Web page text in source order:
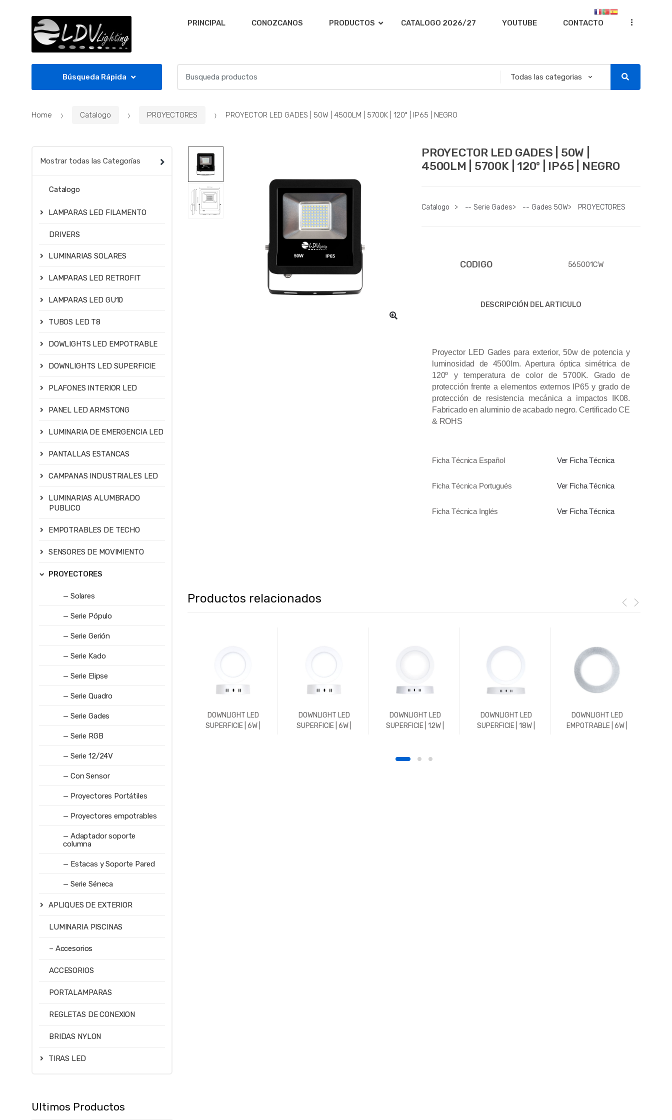
PRINCIPAL CONOZCANOS PRODUCTOS CATALOGO 2026/27 YOUTUBE CONTACTO ...
Búsqueda Rápida
c
Home Catalogo PROYECTORES PROYECTOR LED GADES | 50W | 4500LM | 5700K | 120º | IP65 | NEGRO
PROYECTOR LED GADES | 50W |
4500LM | 5700K | 120º | IP65 | NEGRO
Catalogo > -- Serie Gades> -- Gades 50W> PROYECTORES
CODIGO 565001CW
DESCRIPCIÓN DEL ARTICULO
Proyector LED Gades para exterior, 50w de potencia y
luminosidad de 4500lm. Apertura óptica simétrica de
120º y temperatura de color de 5700K. Grado de
protección frente a elementos externos IP65 y grado de
protección de resistencia mecánica a impactos IK08.
Fabricado en aluminio de acabado negro. Certificado CE
& ROHS
Ficha Técnica Español Ver Ficha Técnica
Ficha Técnica Portugués Ver Ficha Técnica
Ficha Técnica Inglés Ver Ficha Técnica
Productos relacionados
DOWNLIGHT LED
SUPERFICIE | 6W |
DOWNLIGHT LED
SUPERFICIE | 6W |
DOWNLIGHT LED
SUPERFICIE | 12W |
DOWNLIGHT LED
SUPERFICIE | 18W |
DOWNLIGHT LED
EMPOTRABLE | 6W |
Mostrar todas las Categorías
Catalogo
LAMPARAS LED FILAMENTO
DRIVERS
LUMINARIAS SOLARES
LAMPARAS LED RETROFIT
LAMPARAS LED GU10
TUBOS LED T8
DOWLIGHTS LED EMPOTRABLE
DOWNLIGHTS LED SUPERFICIE
PLAFONES INTERIOR LED
PANEL LED ARMSTONG
LUMINARIA DE EMERGENCIA LED
PANTALLAS ESTANCAS
CAMPANAS INDUSTRIALES LED
LUMINARIAS ALUMBRADO
PUBLICO
EMPOTRABLES DE TECHO
SENSORES DE MOVIMIENTO
PROYECTORES
— Solares
— Serie Pópulo
— Serie Gerión
— Serie Kado
— Serie Elipse
— Serie Quadro
— Serie Gades
— Serie RGB
— Serie 12/24V
— Con Sensor
— Proyectores Portátiles
— Proyectores empotrables
— Adaptador soporte
columna
— Estacas y Soporte Pared
— Serie Séneca
APLIQUES DE EXTERIOR
LUMINARIA PISCINAS
– Accesorios
ACCESORIOS
PORTALAMPARAS
REGLETAS DE CONEXION
BRIDAS NYLON
TIRAS LED
Ultimos Productos